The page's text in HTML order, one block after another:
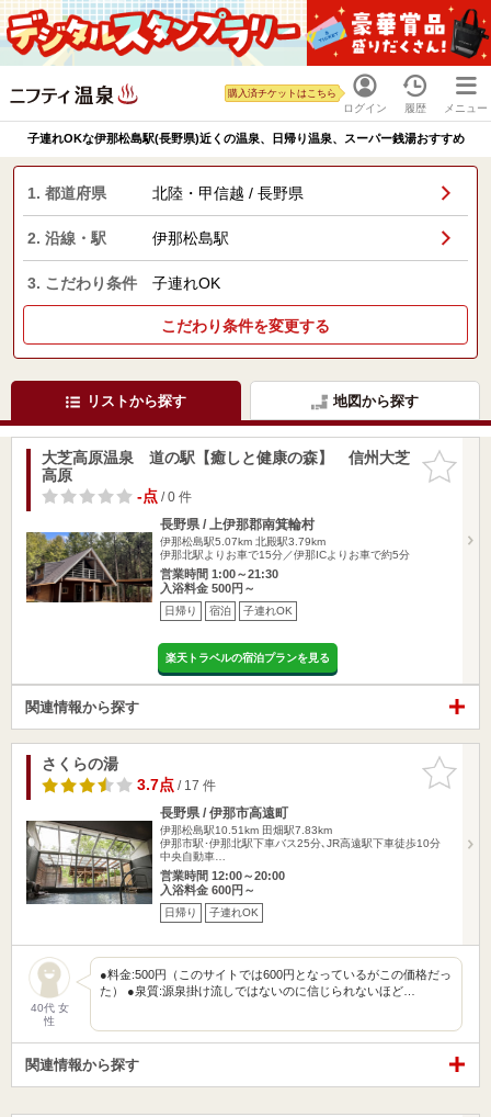
ログイン
購入済チケットはこちら
履歴 メニュー
子連れOKな伊那松島駅(長野県)近くの温泉、日帰り温泉、スーパー銭湯おすすめ
1. 都道府県 北陸・甲信越 / 長野県
2. 沿線・駅 伊那松島駅
3. こだわり条件 子連れOK
こだわり条件を変更する
リストから探す 地図から探す
お気に入
りに追加
大芝高原温泉 道の駅【癒しと健康の森】 信州大芝
高原
-点/ 0 件
長野県 / 上伊那郡南箕輪村
伊那松島駅5.07km 北殿駅3.79km
伊那北駅よりお車で15分／伊那ICよりお車で約5分
営業時間 1:00～21:30
入浴料金 500円～
日帰り 宿泊 子連れOK
楽天トラベルの宿泊プランを見る
関連情報から探す
お気に入
りに追加
さくらの湯
3.7点/ 17 件
長野県 / 伊那市高遠町
伊那松島駅10.51km 田畑駅7.83km
伊那市駅･伊那北駅下車バス25分､JR高遠駅下車徒歩10分
中央自動車…
営業時間 12:00～20:00
入浴料金 600円～
日帰り 子連れOK
40代 女
性
●料金:500円（このサイトでは600円となっているがこの価格だっ
た） ●泉質:源泉掛け流しではないのに信じられないほど…
関連情報から探す